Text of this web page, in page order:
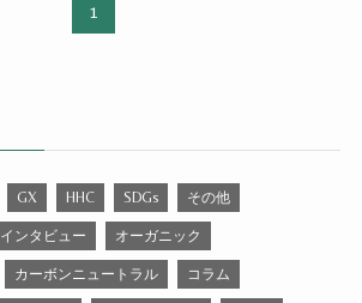
1
GX HHC SDGs その他
インタビュー オーガニック
カーボンニュートラル コラム